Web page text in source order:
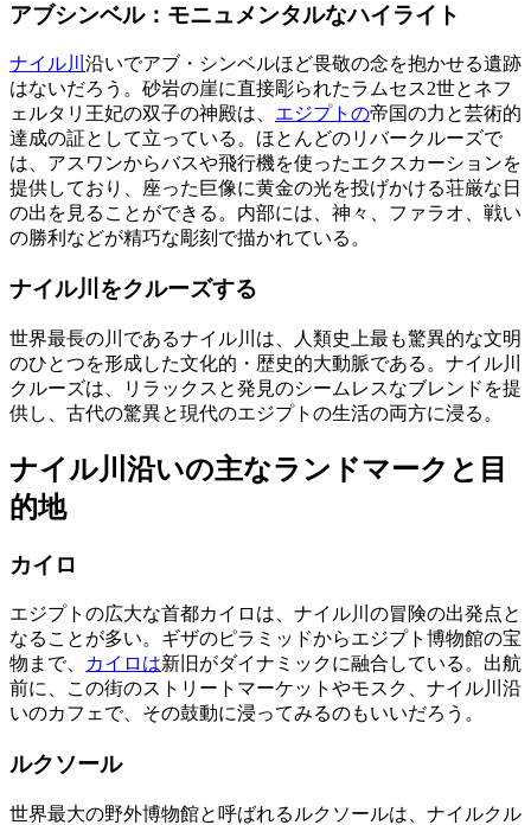
アブシンベル：モニュメンタルなハイライト
ナイル川 沿いでアブ・シンベルほど畏敬の念を抱かせる遺跡
はないだろう。砂岩の崖に直接彫られたラムセス2世とネフ
ェルタリ王妃の双子の神殿は、 エジプトの帝国の力と芸術的
達成の証として立っている。ほとんどのリバークルーズで
は、アスワンからバスや飛行機を使ったエクスカーションを
提供しており、座った巨像に黄金の光を投げかける荘厳な日
の出を見ることができる。内部には、神々、ファラオ、戦い
の勝利などが精巧な彫刻で描かれている。
ナイル川をクルーズする
世界最長の川であるナイル川は、人類史上最も驚異的な文明
のひとつを形成した文化的・歴史的大動脈である。ナイル川
クルーズは、リラックスと発見のシームレスなブレンドを提
供し、古代の驚異と現代のエジプトの生活の両方に浸る。
ナイル川沿いの主なランドマークと目
的地
カイロ
エジプトの広大な首都カイロは、ナイル川の冒険の出発点と
なることが多い。ギザのピラミッドからエジプト博物館の宝
物まで、
カイロは新旧がダイナミックに融合している。出航
前に、この街のストリートマーケットやモスク、ナイル川沿
いのカフェで、その鼓動に浸ってみるのもいいだろう。
ルクソール
世界最大の野外博物館と呼ばれるルクソールは、ナイルクル